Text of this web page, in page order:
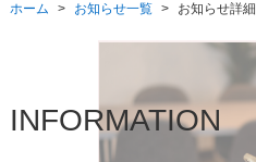
ホーム > お知らせ一覧 > お知らせ詳細
INFORMATION